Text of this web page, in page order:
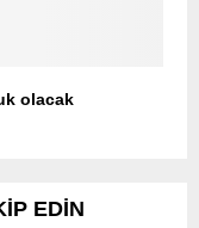
olacak
EDIN